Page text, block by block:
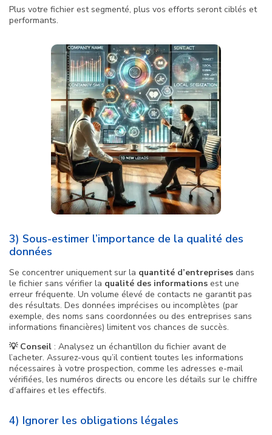
Plus votre fichier est segmenté, plus vos efforts seront ciblés et
performants.
3) Sous-estimer l’importance de la qualité des
données
Se concentrer uniquement sur la quantité d’entreprises dans
le fichier sans vérifier la qualité des informations est une
erreur fréquente. Un volume élevé de contacts ne garantit pas
des résultats. Des données imprécises ou incomplètes (par
exemple, des noms sans coordonnées ou des entreprises sans
informations financières) limitent vos chances de succès.
💡 Conseil : Analysez un échantillon du fichier avant de
l’acheter. Assurez-vous qu’il contient toutes les informations
nécessaires à votre prospection, comme les adresses e-mail
vérifiées, les numéros directs ou encore les détails sur le chiffre
d’affaires et les effectifs.
4) Ignorer les obligations légales